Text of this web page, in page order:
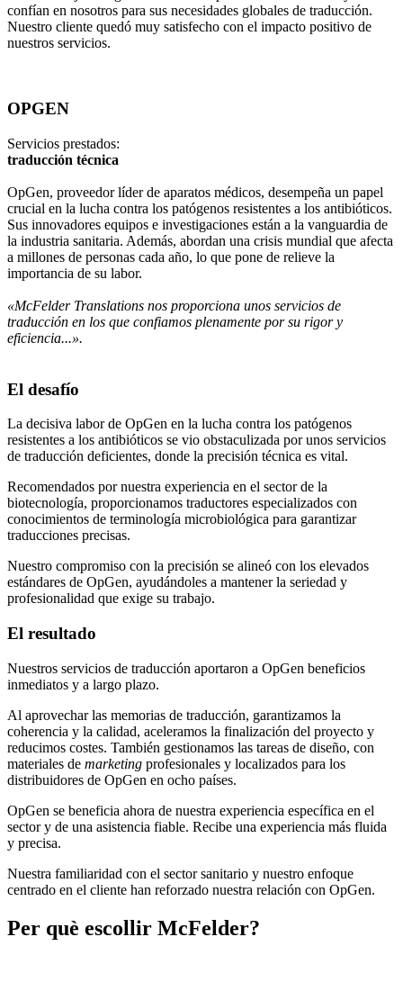
confían en nosotros para sus necesidades globales de traducción.
Nuestro cliente quedó muy satisfecho con el impacto positivo de
nuestros servicios.
OPGEN
Servicios prestados:
traducción técnica
OpGen, proveedor líder de aparatos médicos, desempeña un papel
crucial en la lucha contra los patógenos resistentes a los antibióticos.
Sus innovadores equipos e investigaciones están a la vanguardia de
la industria sanitaria. Además, abordan una crisis mundial que afecta
a millones de personas cada año, lo que pone de relieve la
importancia de su labor.
«McFelder Translations nos proporciona unos servicios de
traducción en los que confiamos plenamente por su rigor y
eficiencia...».
El desafío
La decisiva labor de OpGen en la lucha contra los patógenos
resistentes a los antibióticos se vio obstaculizada por unos servicios
de traducción deficientes, donde la precisión técnica es vital.
Recomendados por nuestra experiencia en el sector de la
biotecnología, proporcionamos traductores especializados con
conocimientos de terminología microbiológica para garantizar
traducciones precisas.
Nuestro compromiso con la precisión se alineó con los elevados
estándares de OpGen, ayudándoles a mantener la seriedad y
profesionalidad que exige su trabajo.
El resultado
Nuestros servicios de traducción aportaron a OpGen beneficios
inmediatos y a largo plazo.
Al aprovechar las memorias de traducción, garantizamos la
coherencia y la calidad, aceleramos la finalización del proyecto y
reducimos costes. También gestionamos las tareas de diseño, con
materiales de marketing profesionales y localizados para los
distribuidores de OpGen en ocho países.
OpGen se beneficia ahora de nuestra experiencia específica en el
sector y de una asistencia fiable. Recibe una experiencia más fluida
y precisa.
Nuestra familiaridad con el sector sanitario y nuestro enfoque
centrado en el cliente han reforzado nuestra relación con OpGen.
Per què escollir McFelder?